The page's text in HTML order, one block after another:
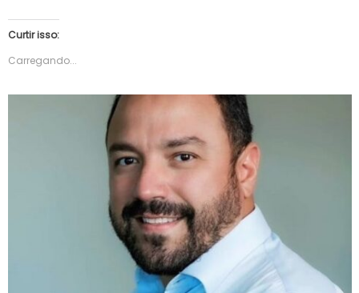
Curtir isso:
Carregando...